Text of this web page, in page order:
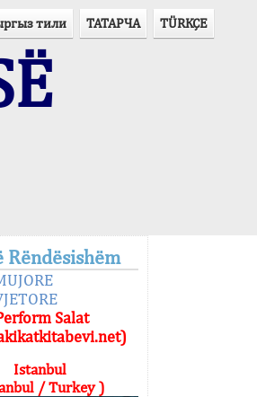
тили ТАТАРЧА TÜRKÇE
Rëndësishëm
Salat
Istanbul
/ Turkey )